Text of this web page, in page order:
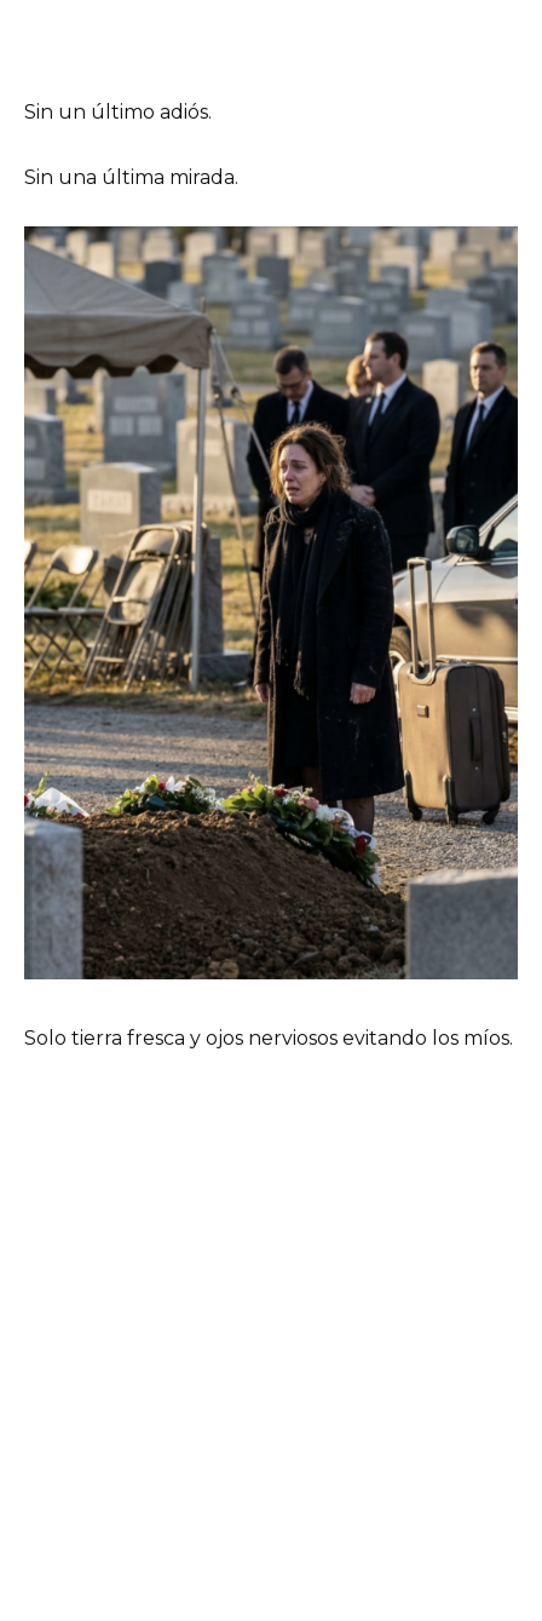
Sin un último adiós.
Sin una última mirada.
Solo tierra fresca y ojos nerviosos evitando los míos.